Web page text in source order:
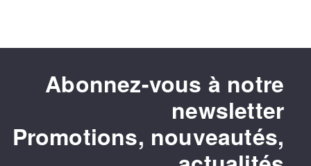
Abonnez-vous à notre
newsletter
Promotions, nouveautés,